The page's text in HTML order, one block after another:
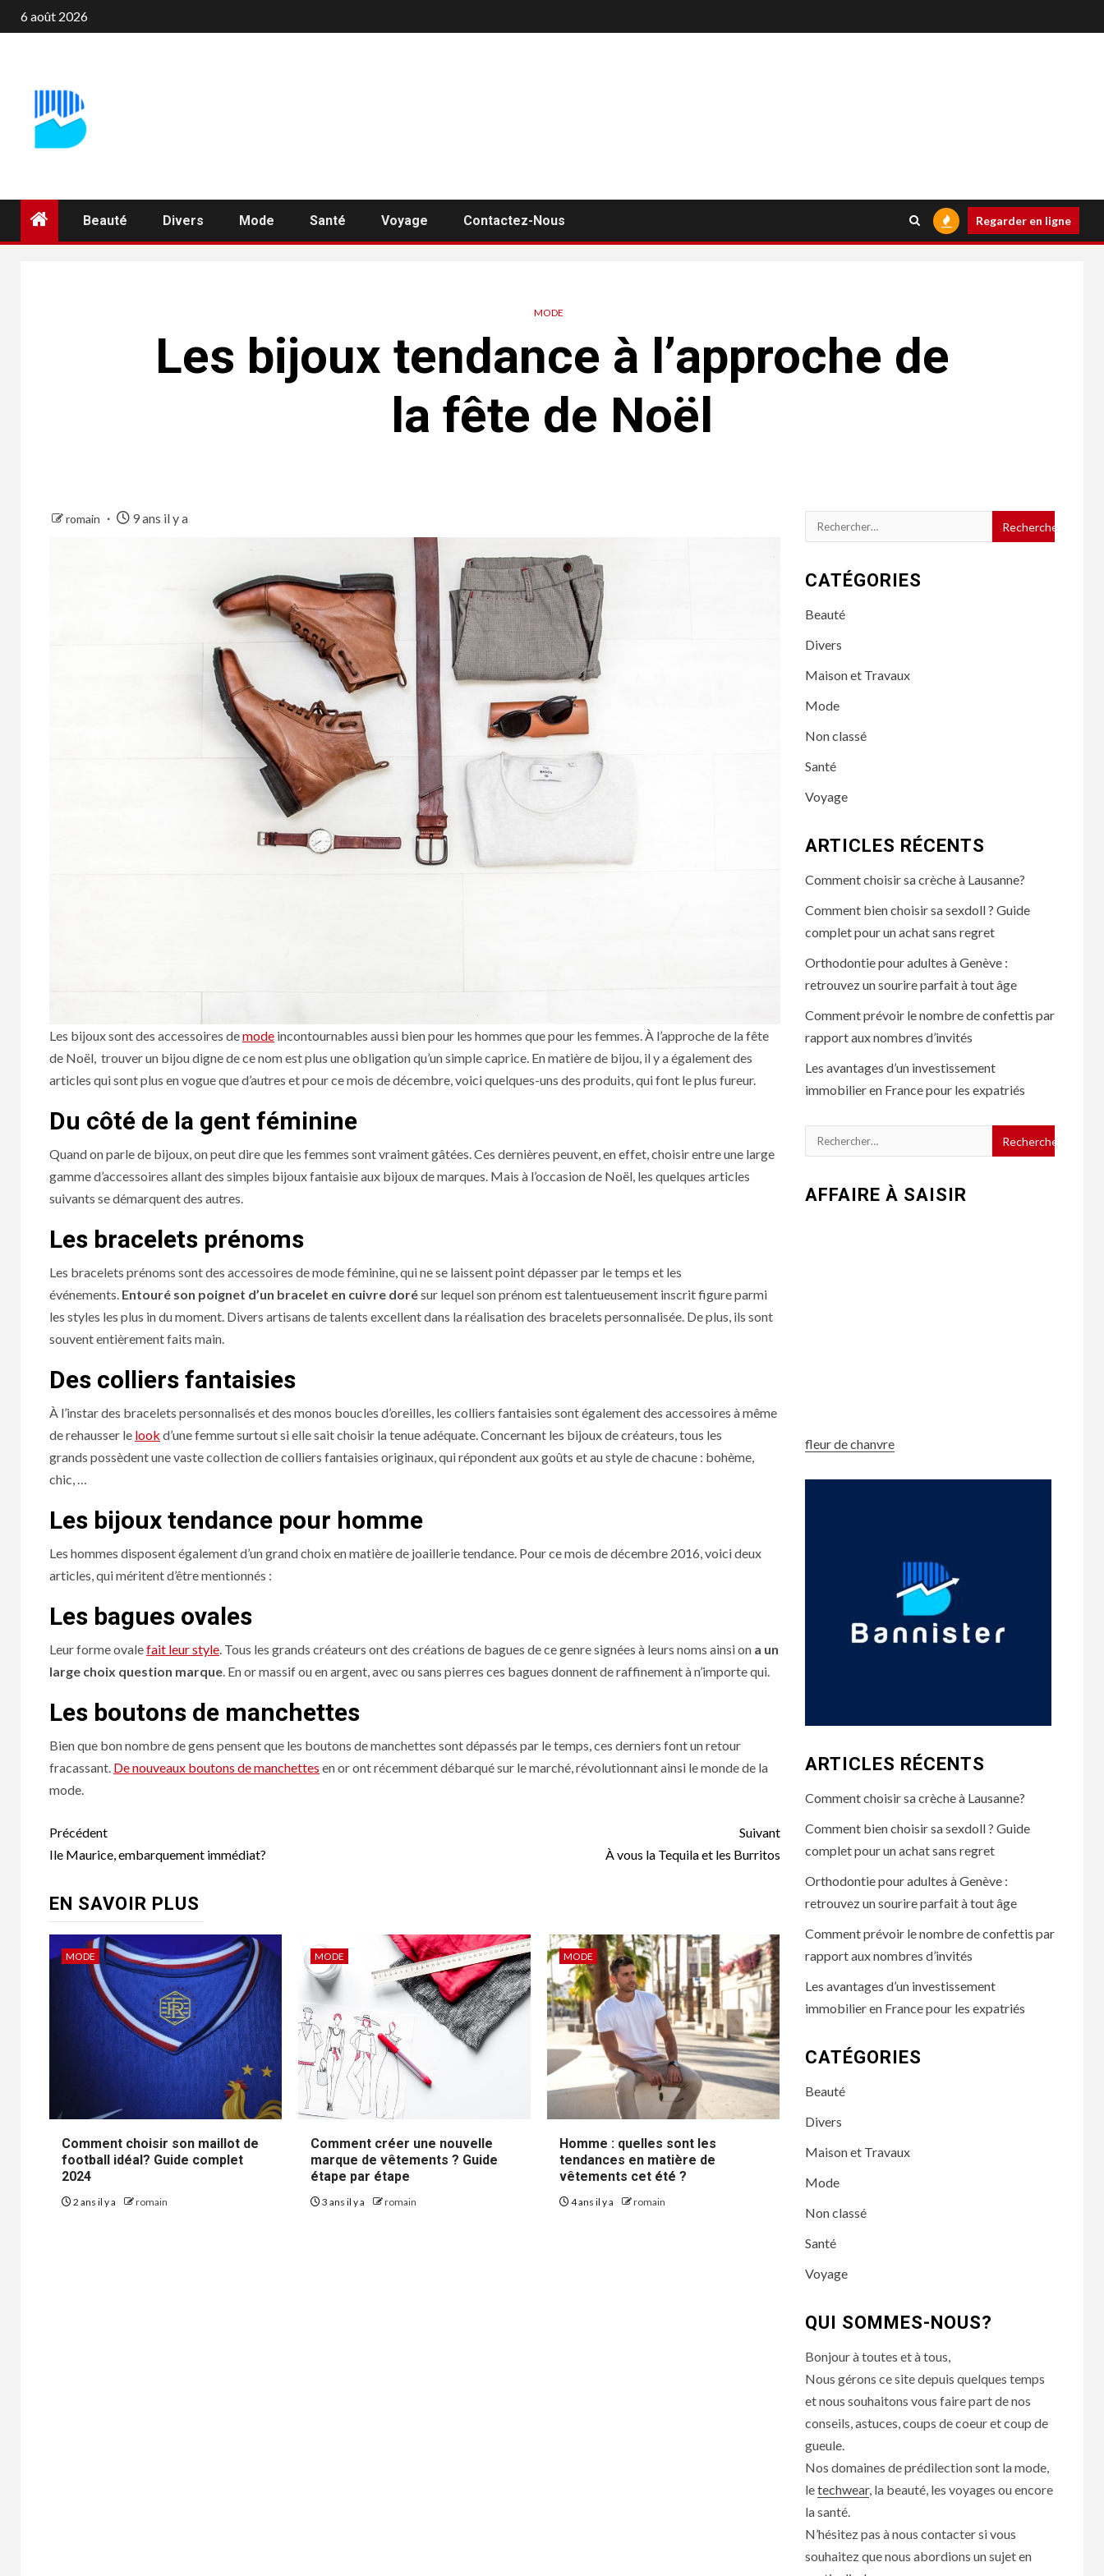
Aller
au
6 août 2026
Beauté Divers Mode Santé Voyage Contactez-Nous Regarder en ligne
MODE
Les bijoux tendance à l’approche de
la fête de Noël
romain 9 ans il y a
Les bijoux sont des accessoires demode incontournables aussi bien pour les hommes que pour les femmes. À l’approche de la fête
de Noël, trouver un bijou digne de ce nom est plus une obligation qu’un simple caprice. En matière de bijou, il y a également des
articles qui sont plus en vogue que d’autres et pour ce mois de décembre, voici quelques-uns des produits, qui font le plus fureur.
Du côté de la gent féminine
Quand on parle de bijoux, on peut dire que les femmes sont vraiment gâtées. Ces dernières peuvent, en effet, choisir entre une large
gamme d’accessoires allant des simples bijoux fantaisie aux bijoux de marques. Mais à l’occasion de Noël, les quelques articles
suivants se démarquent des autres.
Les bracelets prénoms
Les bracelets prénoms sont des accessoires de mode féminine, qui ne se laissent point dépasser par le temps et les
événements. Entouré son poignet d’un bracelet en cuivre dorésur lequel son prénom est talentueusement inscrit figure parmi
les styles les plus in du moment. Divers artisans de talents excellent dans la réalisation des bracelets personnalisée. De plus, ils sont
souvent entièrement faits main.
Des colliers fantaisies
À l’instar des bracelets personnalisés et des monos boucles d’oreilles, les colliers fantaisies sont également des accessoires à même
de rehausser le look d’une femme surtout si elle sait choisir la tenue adéquate. Concernant les bijoux de créateurs, tous les
grands possèdent une vaste collection de colliers fantaisies originaux, qui répondent aux goûts et au style de chacune : bohème,
chic, …
Les bijoux tendance pour homme
Les hommes disposent également d’un grand choix en matière de joaillerie tendance. Pour ce mois de décembre 2016, voici deux
articles, qui méritent d’être mentionnés :
Les bagues ovales
Leur forme ovalefait leur style. Tous les grands créateurs ont des créations de bagues de ce genre signées à leurs noms ainsi on a un
large choix question marque. En or massif ou en argent, avec ou sans pierres ces bagues donnent de raffinement à n’importe qui.
Les boutons de manchettes
Bien que bon nombre de gens pensent que les boutons de manchettes sont dépassés par le temps, ces derniers font un retour
fracassant. De nouveaux boutons de manchettes en or ont récemment débarqué sur le marché, révolutionnant ainsi le monde de la
mode.
Navigation
d’article
Précédent
Ile Maurice, embarquement immédiat?
Suivant
À vous la Tequila et les Burritos
EN SAVOIR PLUS
MODE
Comment choisir son maillot de
football idéal? Guide complet
2024
2 ans il y a romain
MODE
Comment créer une nouvelle
marque de vêtements ? Guide
étape par étape
3 ans il y a romain
MODE
Homme : quelles sont les
tendances en matière de
vêtements cet été ?
4 ans il y a romain
Rechercher :
CATÉGORIES
Beauté
Divers
Maison et Travaux
Mode
Non classé
Santé
Voyage
ARTICLES RÉCENTS
Comment choisir sa crèche à Lausanne?
Comment bien choisir sa sexdoll ? Guide
complet pour un achat sans regret
Orthodontie pour adultes à Genève :
retrouvez un sourire parfait à tout âge
Comment prévoir le nombre de confettis par
rapport aux nombres d’invités
Les avantages d’un investissement
immobilier en France pour les expatriés
Rechercher :
AFFAIRE À SAISIR
fleur de chanvre
ARTICLES RÉCENTS
Comment choisir sa crèche à Lausanne?
Comment bien choisir sa sexdoll ? Guide
complet pour un achat sans regret
Orthodontie pour adultes à Genève :
retrouvez un sourire parfait à tout âge
Comment prévoir le nombre de confettis par
rapport aux nombres d’invités
Les avantages d’un investissement
immobilier en France pour les expatriés
CATÉGORIES
Beauté
Divers
Maison et Travaux
Mode
Non classé
Santé
Voyage
QUI SOMMES-NOUS?
Bonjour à toutes et à tous,
Nous gérons ce site depuis quelques temps
et nous souhaitons vous faire part de nos
conseils, astuces, coups de coeur et coup de
gueule.
Nos domaines de prédilection sont la mode,
letechwear, la beauté, les voyages ou encore
la santé.
N’hésitez pas à nous contacter si vous
souhaitez que nous abordions un sujet en